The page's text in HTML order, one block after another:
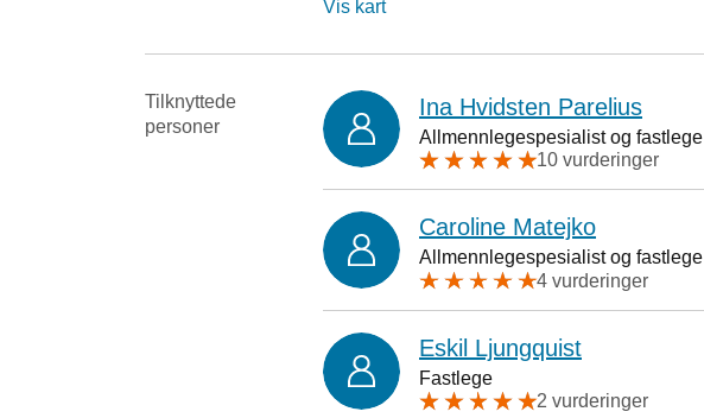
Vis kart
Tilknyttede
personer
Ina Hvidsten Parelius
Allmennlegespesialist og fastlege
10 vurderinger
Caroline Matejko
Allmennlegespesialist og fastlege
4 vurderinger
Eskil Ljungquist
Fastlege
2 vurderinger